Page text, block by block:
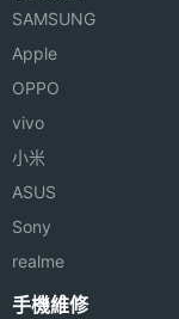
SAMSUNG
Apple
OPPO
vivo
小米
ASUS
Sony
realme
手機維修